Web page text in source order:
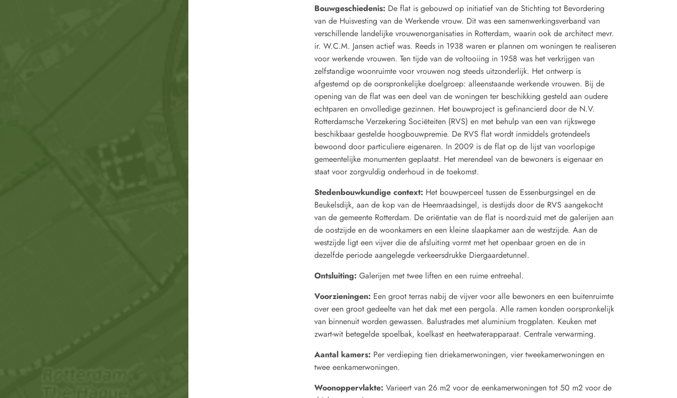
Bouwgeschiedenis: De flat is gebouwd op initiatief van de Stichting tot Bevordering
van de Huisvesting van de Werkende vrouw. Dit was een samenwerkingsverband van
verschillende landelijke vrouwenorganisaties in Rotterdam, waarin ook de architect mevr.
ir. W.C.M. Jansen actief was. Reeds in 1938 waren er plannen om woningen te realiseren
voor werkende vrouwen. Ten tijde van de voltooiing in 1958 was het verkrijgen van
zelfstandige woonruimte voor vrouwen nog steeds uitzonderlijk. Het ontwerp is
afgestemd op de oorspronkelijke doelgroep: alleenstaande werkende vrouwen. Bij de
opening van de flat was een deel van de woningen ter beschikking gesteld aan oudere
echtparen en onvolledige gezinnen. Het bouwproject is gefinancierd door de N.V.
Rotterdamsche Verzekering Sociëteiten (RVS) en met behulp van een van rijkswege
beschikbaar gestelde hoogbouwpremie. De RVS flat wordt inmiddels grotendeels
bewoond door particuliere eigenaren. In 2009 is de flat op de lijst van voorlopige
gemeentelijke monumenten geplaatst. Het merendeel van de bewoners is eigenaar en
staat voor zorgvuldig onderhoud in de toekomst.
Stedenbouwkundige context: Het bouwperceel tussen de Essenburgsingel en de
Beukelsdijk, aan de kop van de Heemraadsingel, is destijds door de RVS aangekocht
van de gemeente Rotterdam. De oriëntatie van de flat is noord-zuid met de galerijen aan
de oostzijde en de woonkamers en een kleine slaapkamer aan de westzijde. Aan de
westzijde ligt een vijver die de afsluiting vormt met het openbaar groen en de in
dezelfde periode aangelegde verkeersdrukke Diergaardetunnel.
Ontsluiting: Galerijen met twee liften en een ruime entreehal.
Voorzieningen: Een groot terras nabij de vijver voor alle bewoners en een buitenruimte
over een groot gedeelte van het dak met een pergola. Alle ramen konden oorspronkelijk
van binnenuit worden gewassen. Balustrades met aluminium trogplaten. Keuken met
zwart-wit betegelde spoelbak, koelkast en heetwaterapparaat. Centrale verwarming.
Aantal kamers: Per verdieping tien driekamerwoningen, vier tweekamerwoningen en
twee eenkamerwoningen.
Woonoppervlakte: Varieert van 26 m2 voor de eenkamerwoningen tot 50 m2 voor de